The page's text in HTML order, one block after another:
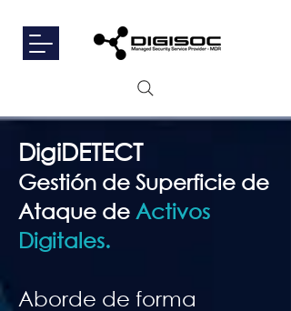
DigiDETECT
Gestión de Superficie de
Ataque de Activos
Digitales.
Aborde de forma